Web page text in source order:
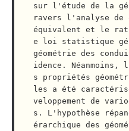
sur l'étude de la
ravers l'analyse de
équivalent et le
e loi statistique
géométrie des
idence.
s propriétés
les a été
veloppement de
s. L'hypothèse
érarchique des